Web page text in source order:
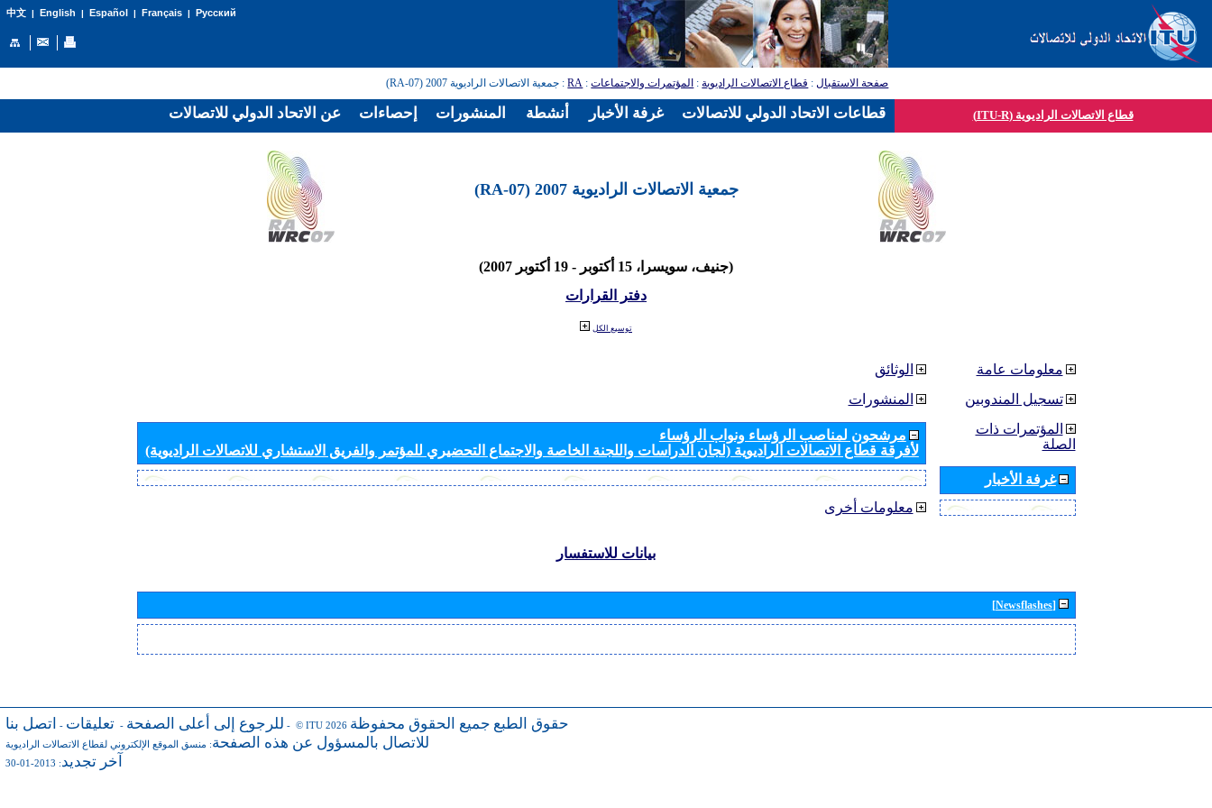
中文| English | Español | Français| Русский
صفحة الاستقبال: قطاع الاتصالات الراديوية: المؤتمرات والاجتماعات:
RA: جمعية الاتصالات الراديوية 2007 (RA-07)
قطاع الاتصالات الراديوية (ITU-R)
جمعية الاتصالات الراديوية 2007 (RA-07)
(جنيف، سويسرا، 15 أكتوبر - 19 أكتوبر 2007)
دفتر القرارات
توسيع الكل
الوثائق
المنشورات
مرشحون لمناصب الرؤساء ونواب الرؤساء
لأفرقة قطاع الاتصالات الراديوية (لجان الدراسات واللجنة الخاصة والاجتماع التحضيري للمؤتمر والفريق الاستشاري للاتصالات الراديوية)
معلومات أخرى
معلومات عامة
تسجيل المندوبين
المؤتمرات ذات
الصلة
غرفة الأخبار
بيانات للاستفسار
[Newsflashes]
للرجوع إلى أعلى الصفحة - تعليقات - اتصل بنا - © ITU 2026 حقوق الطبع جميع الحقوق محفوظة
للاتصال بالمسؤول عن هذه الصفحة: منسق الموقع الإلكتروني لقطاع الاتصالات الراديوية
آخر تجديد: 2013-01-30
عن الاتحاد الدولي للاتصالات إحصاءات المنشورات أنشطة غرفة الأخبار قطاعات الاتحاد الدولي للاتصالات